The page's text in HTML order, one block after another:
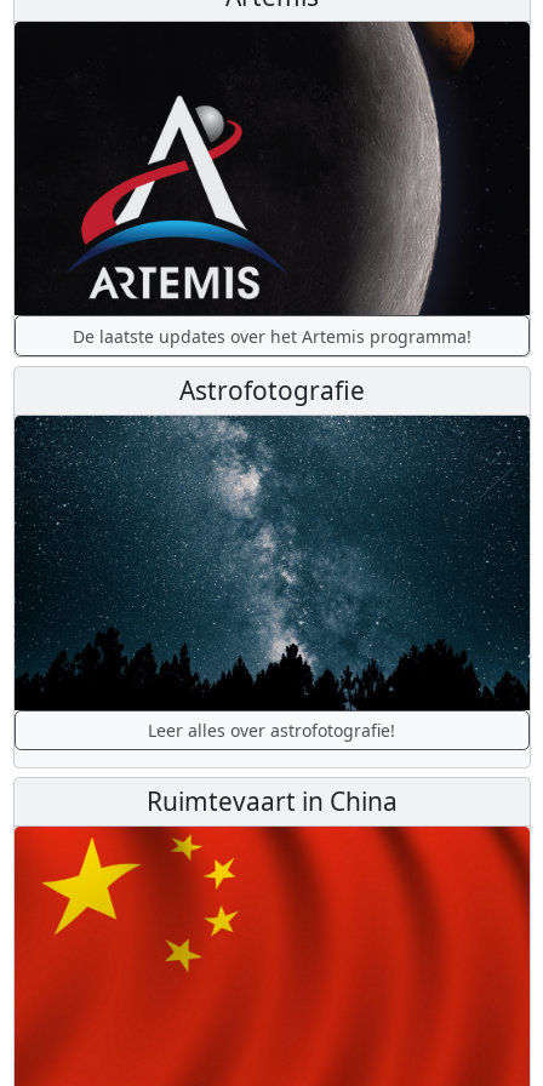
De laatste updates over het Artemis programma!
Astrofotografie
Leer alles over astrofotografie!
Ruimtevaart in China